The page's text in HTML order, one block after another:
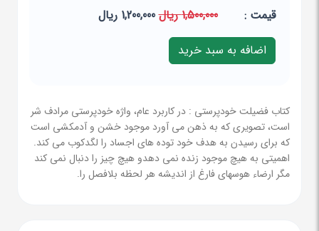
قيمت :
1,500,000 ریال 1,200,000 ریال
کتاب فضیلت خودپرستی : در کاربرد عام، واژه خودپرستی مرادف شر
است، تصویری که به ذهن می آورد موجود خشن و آدمکشی است
که برای رسیدن به هدف خود توده های اجساد را لگدکوب می کند.
اهمیتی به هیچ موجود زنده نمی دهدو هیچ چیز را دنبال نمی کند
مگر ارضاء هوسهای فارغ از اندیشه هر لحظه بلافصل را.